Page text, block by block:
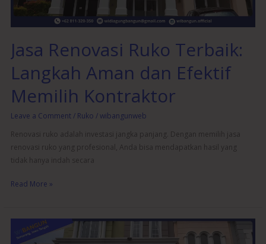
Jasa Renovasi Ruko Terbaik:
Langkah Aman dan Efektif
Memilih Kontraktor
Leave a Comment / Ruko /wibangunweb
Renovasi ruko adalah investasi jangka panjang. Dengan memilih jasa
renovasi ruko yang profesional, Anda bisa mendapatkan hasil yang
tidak hanya indah secara
Memilih
Read More »
Renovasi